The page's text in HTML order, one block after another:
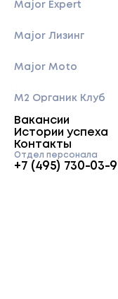
Major Expert
Major Лизинг
Major Moto
M2 Органик Клуб
Вакансии
Истории успеха
Контакты
Отдел персонала
+7 (495) 730-03-